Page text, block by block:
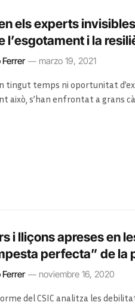
els experts
l’esgotament i la
marzo 19, 2021
tingut temps ni oportunitat
això, s’han enfrontat a grans
i lliçons apreses en
perfecta” de la
noviembre 16, 2020
del CSIC analitza les